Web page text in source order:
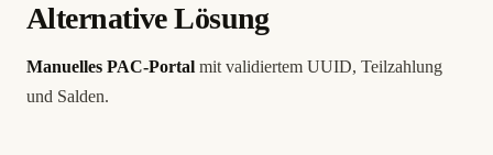
Alternative Lösung
Manuelles PAC-Portal mit validiertem UUID, Teilzahlung
und Salden.